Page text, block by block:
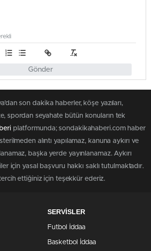
Gönder
son dakika haberler, köşe yazıları,
spordan seyahate bütün konuların tek
platformunda; sondakikahaberi.com haber
alıntı yapılamaz, kanuna aykırı ve
başka yerde yayınlanamaz. Aykırı
için yasal başvuru hakkı saklı tutulmaktadır.
ettiğiniz için teşekkür ederiz.
SERVİSLER
Futbol İddaa
Basketbol İddaa